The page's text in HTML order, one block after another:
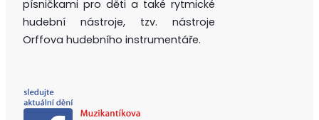
písničkami pro děti a také rytmické
hudební nástroje, tzv. nástroje
Orffova hudebního instrumentáře.